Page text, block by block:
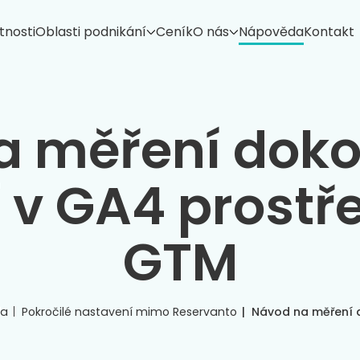
Oblasti podnikání CeníkO nás NápovědaKontakt
měření
GA4
GTM
Pokročilé nastavení mimo Reservanto Návod na měření